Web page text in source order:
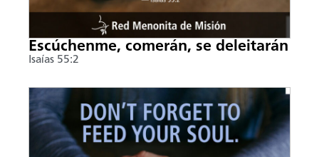
Escúchenme, comerán, se deleitarán
Isaías 55:2